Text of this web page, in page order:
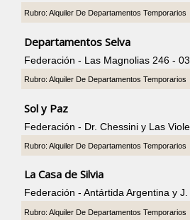
Rubro: Alquiler De Departamentos Temporarios
Departamentos Selva
Federación - Las Magnolias 246 -
Rubro: Alquiler De Departamentos Temporarios
Sol y Paz
Federación - Dr. Chessini y Las
Rubro: Alquiler De Departamentos Temporarios
La Casa de Silvia
Federación - Antártida Argentina y
Rubro: Alquiler De Departamentos Temporarios